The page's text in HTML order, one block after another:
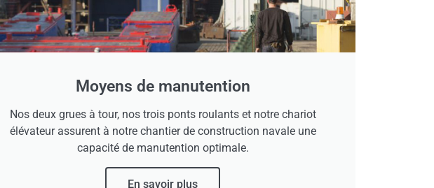
Moyens de manutention
Nos deux grues à tour, nos trois ponts roulants et notre chariot
élévateur assurent à notre chantier de construction navale une
capacité de manutention optimale.
En savoir plus